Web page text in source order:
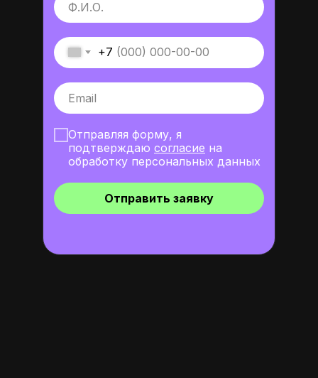
+7
Отправляя форму, я
подтверждаю согласие на
обработку персональных данных
Отправить заявку